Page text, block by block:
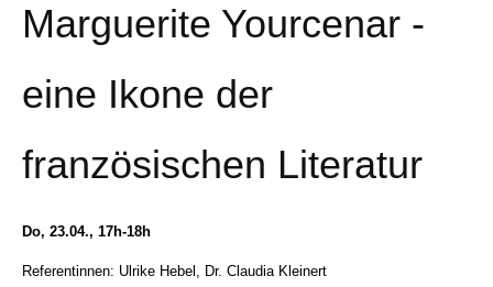
Marguerite Yourcenar -
eine Ikone der
französischen Literatur
Do, 23.04., 17h-18h
Referentinnen: Ulrike Hebel, Dr. Claudia Kleinert